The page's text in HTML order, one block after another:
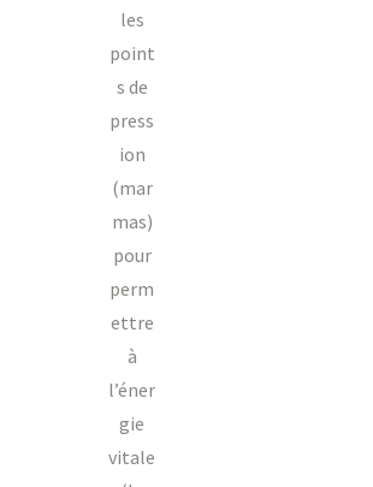
les
point
s de
press
ion
(mar
mas)
pour
perm
ettre
à
l’éner
gie
vitale